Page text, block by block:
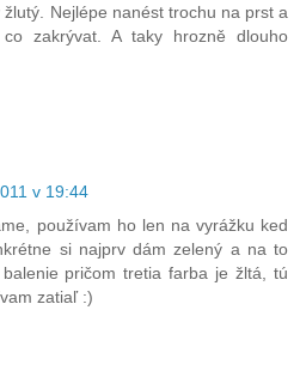
Nejlépe nanést trochu na prst a
zakrývat. A taky hrozně dlouho
v 19:44
používam ho len na vyrážku ked
si najprv dám zelený a na to
pričom tretia farba je žltá, tú
zatiaľ :)